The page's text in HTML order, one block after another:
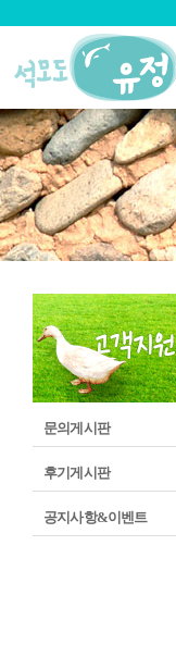
문의게시판
후기게시판
공지사항&이벤트